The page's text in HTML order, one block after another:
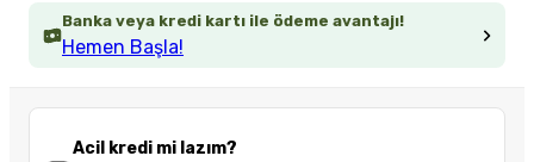
Banka veya kredi kartı ile ödeme avantajı!
Hemen Başla!
Acil kredi mi lazım?